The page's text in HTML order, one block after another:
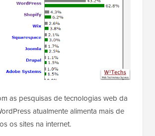
as pesquisas de tecnologias web da
atualmente alimenta mais de
os sites na internet.